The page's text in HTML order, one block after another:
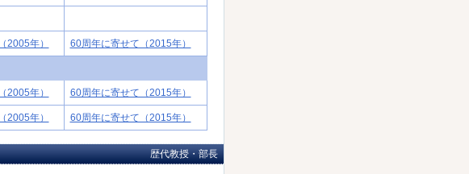
2005年） 60周年に寄せて（2015年）
2005年） 60周年に寄せて（2015年）
2005年） 60周年に寄せて（2015年）
歴代教授・部長